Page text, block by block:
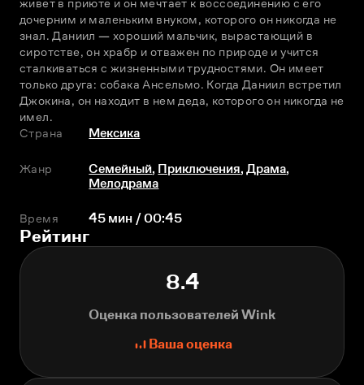
живет в приюте и он мечтает к воссоединению с его
дочерним и маленьким внуком, которого он никогда не
знал. Даниил — хороший мальчик, вырастающий в
сиротстве, он храбр и отважен по природе и учится
сталкиваться с жизненными трудностями. Он имеет
только друга: собака Ансельмо. Когда Даниил встретил
Джокина, он находит в нем деда, которого он никогда не
имел.
Страна
Мексика
Жанр Семейный, Приключения,Драма,
Мелодрама
Время 45 мин / 00:45
Рейтинг
8.4
Оценка пользователей Wink
Ваша оценка